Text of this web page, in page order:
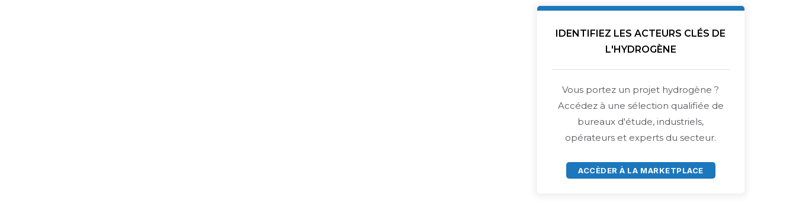
IDENTIFIEZ LES ACTEURS CLÉS DE
L'HYDROGÈNE
Vous portez un projet hydrogène ?
Accédez à une sélection qualifiée de
bureaux d'étude, industriels,
opérateurs et experts du secteur.
ACCÈDER À LA MARKETPLACE